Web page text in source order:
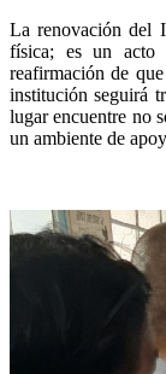
La renovación del
física; es un acto
reafirmación de
institución seguirá
lugar encuentre no
un ambiente de